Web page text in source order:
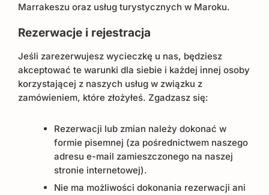
Marrakeszu oraz usług turystycznych w Maroku.
Rezerwacje i rejestracja
Jeśli zarezerwujesz wycieczkę u nas, będziesz
akceptować te warunki dla siebie i każdej innej osoby
korzystającej z naszych usług w związku z
zamówieniem, które złożyłeś. Zgadzasz się:
Rezerwacji lub zmian należy dokonać w
formie pisemnej (za pośrednictwem naszego
adresu e-mail zamieszczonego na naszej
stronie internetowej).
Nie ma możliwości dokonania rezerwacji ani